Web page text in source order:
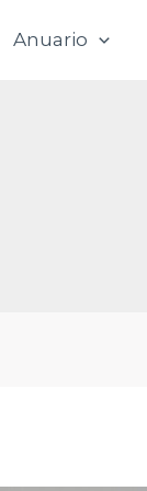
Anuario